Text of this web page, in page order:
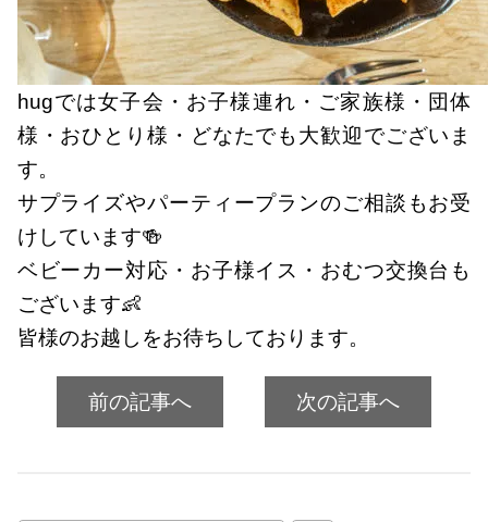
hugでは女子会・お子様連れ・ご家族様・団体
様・おひとり様・どなたでも大歓迎でございま
す。
サプライズやパーティープランのご相談もお受
けしています🍻
ベビーカー対応・お子様イス・おむつ交換台も
ございます👶
皆様のお越しをお待ちしております。
前の記事へ 次の記事へ